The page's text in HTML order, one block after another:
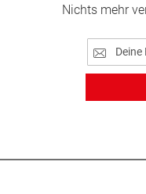
Nichts mehr